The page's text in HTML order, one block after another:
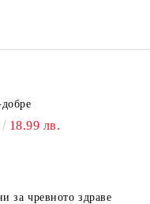
18.99 лв.
за чревното здраве